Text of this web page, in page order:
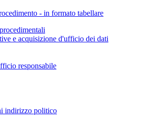
- in formato tabellare
e acquisizione d'ufficio dei dati
responsabile
indirizzo politico